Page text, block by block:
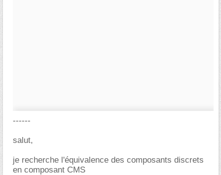
------
salut,
je recherche l'équivalence des composants discrets
en composant CMS